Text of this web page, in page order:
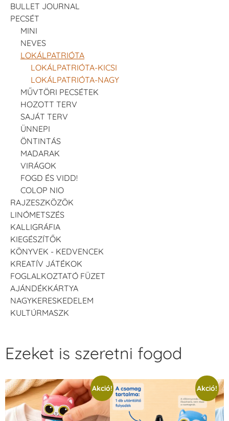
BULLET JOURNAL
PECSÉT
MINI
NEVES
LOKÁLPATRIÓTA
LOKÁLPATRIÓTA-KICSI
LOKÁLPATRIÓTA-NAGY
MŰVTÖRI PECSÉTEK
HOZOTT TERV
SAJÁT TERV
ÜNNEPI
ÖNTINTÁS
MADARAK
VIRÁGOK
FOGD ÉS VIDD!
COLOP NIO
RAJZESZKÖZÖK
LINÓMETSZÉS
KALLIGRÁFIA
KIEGÉSZÍTŐK
KÖNYVEK - KEDVENCEK
KREATÍV JÁTÉKOK
FOGLALKOZTATÓ FÜZET
AJÁNDÉKKÁRTYA
NAGYKERESKEDELEM
KULTÚRMASZK
Ezeket is szeretni fogod
Akció! Akció!